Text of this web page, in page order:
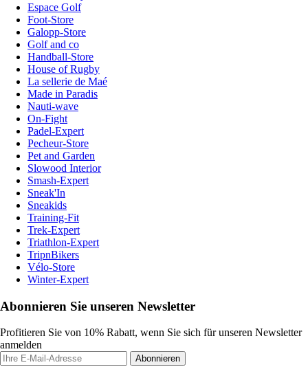
Espace Golf
Foot-Store
Galopp-Store
Golf and co
Handball-Store
House of Rugby
La sellerie de Maé
Made in Paradis
Nauti-wave
On-Fight
Padel-Expert
Pecheur-Store
Pet and Garden
Slowood Interior
Smash-Expert
Sneak'In
Sneakids
Training-Fit
Trek-Expert
Triathlon-Expert
TripnBikers
Vélo-Store
Winter-Expert
Abonnieren Sie unseren Newsletter
Profitieren Sie von 10% Rabatt, wenn Sie sich für unseren Newsletter
anmelden
Abonnieren